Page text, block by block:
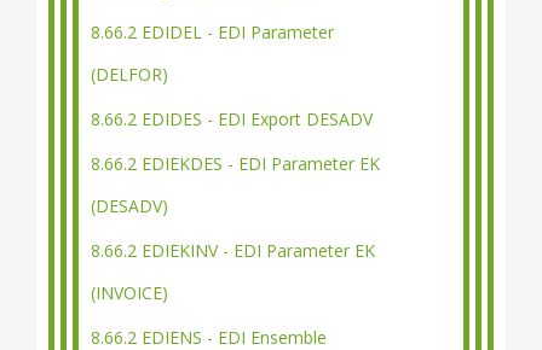
8.66.2 EDIDEL - EDI Parameter
(DELFOR)
8.66.2 EDIDES - EDI Export DESADV
8.66.2 EDIEKDES - EDI Parameter EK
(DESADV)
8.66.2 EDIEKINV - EDI Parameter EK
(INVOICE)
8.66.2 EDIENS - EDI Ensemble